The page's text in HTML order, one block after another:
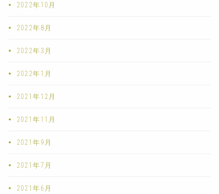
2022年10月
2022年8月
2022年3月
2022年1月
2021年12月
2021年11月
2021年9月
2021年7月
2021年6月